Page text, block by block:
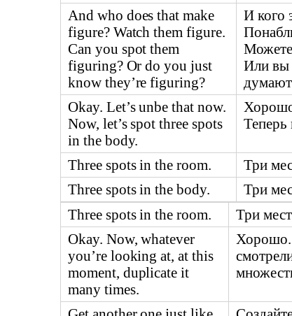
And who does that make
figure? Watch them figure.
Can you spot them
figuring? Or do you just
know they’re figuring?
И кого
Или вы
Okay. Let’s unbe that now.
Now, let’s spot three spots
in the body.
Теперь
Three spots in the room.
Три
Three spots in the body.
Три
Three spots in the room.
Три
Okay. Now, whatever
you’re looking at, at this
moment, duplicate it
many times.
Хорошо.